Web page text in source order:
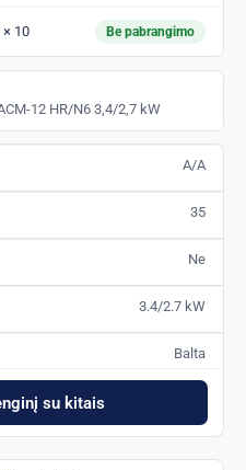
× 10 Be pabrangimo
12 HR/N6 3,4/2,7 kW
A/A
35
Ne
3.4/2.7 kW
Balta
su kitais